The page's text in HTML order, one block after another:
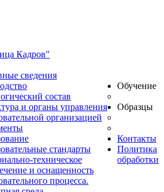
Кадров"
сведения
состав
и органы управления
организацией
стандарты
техническое
и оснащенность
процесса.
Обучение
Образцы
Контакты
Политика
обработки